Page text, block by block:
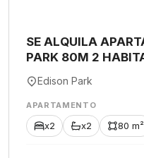
SE ALQUILA
PARK 80M 2
Edison Park
APARTAMENTO
x2 x2 80 m²